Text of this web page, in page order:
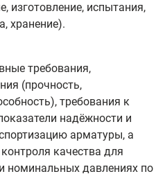
изготовление, испытания,
хранение).
требования,
(прочность,
требования к
надёжности и
арматуры, а
качества для
номинальных давлениях по